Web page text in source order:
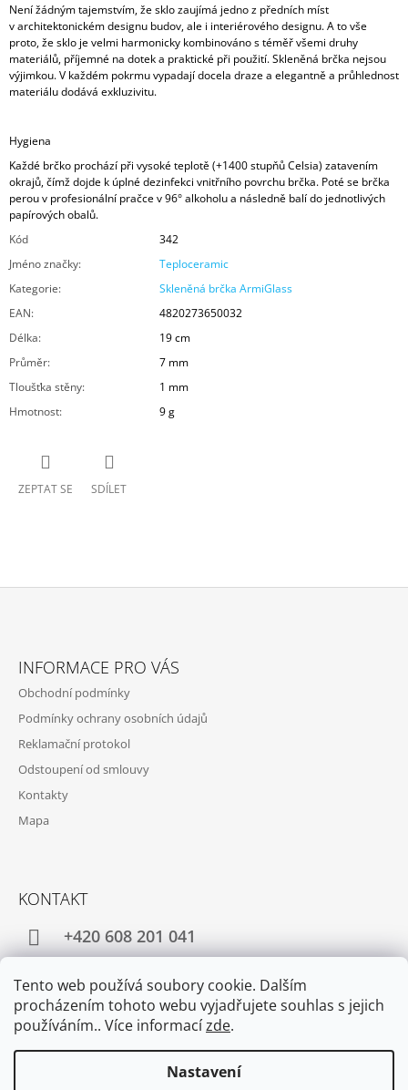
Tento web používá soubory cookie. Dalším
procházením tohoto webu vyjadřujete souhlas s jejich
používáním.. Více informacízde.
Nastavení
Není žádným tajemstvím, že sklo zaujímá jedno z předních míst
v architektonickém designu budov, ale i interiérového designu. A to vše
proto, že sklo je velmi harmonicky kombinováno s téměř všemi druhy
materiálů, příjemné na dotek a praktické při použití. Skleněná brčka nejsou
výjimkou. V každém pokrmu vypadají docela draze a elegantně a průhlednost
materiálu dodává exkluzivitu.
Hygiena
Každé brčko prochází při vysoké teplotě (+1400 stupňů Celsia) zatavením
okrajů, čímž dojde k úplné dezinfekci vnitřního povrchu brčka. Poté se brčka
perou v profesionální pračce v 96° alkoholu a následně balí do jednotlivých
papírových obalů.
Kód
342
Jméno značky:
Teploceramic
Kategorie:
Skleněná brčka ArmiGlass
EAN:
4820273650032
Délka:
19 cm
Průměr:
7 mm
Tloušťka stěny:
1 mm
Hmotnost: 9 g
ZEPTAT SE SDÍLET
INFORMACE PRO VÁS
Obchodní podmínky
Podmínky ochrany osobních údajů
Reklamační protokol
Odstoupení od smlouvy
Kontakty
Mapa
KONTAKT
+420 608 201 041
obchod@teploceramic.cz